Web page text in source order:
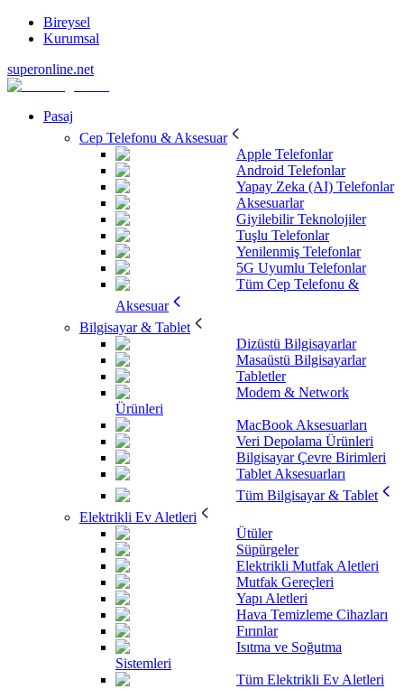
Bireysel
Kurumsal
superonline.net
Pasaj
Cep Telefonu & Aksesuar
Apple Telefonlar
Android Telefonlar
Yapay Zeka (AI) Telefonlar
Aksesuarlar
Giyilebilir Teknolojiler
Tuşlu Telefonlar
Yenilenmiş Telefonlar
5G Uyumlu Telefonlar
Tüm Cep Telefonu &
Aksesuar
Bilgisayar & Tablet
Dizüstü Bilgisayarlar
Masaüstü Bilgisayarlar
Tabletler
Modem & Network
Ürünleri
MacBook Aksesuarları
Veri Depolama Ürünleri
Bilgisayar Çevre Birimleri
Tablet Aksesuarları
Tüm Bilgisayar & Tablet
Elektrikli Ev Aletleri
Ütüler
Süpürgeler
Elektrikli Mutfak Aletleri
Mutfak Gereçleri
Yapı Aletleri
Hava Temizleme Cihazları
Fırınlar
Isıtma ve Soğutma
Sistemleri
Tüm Elektrikli Ev Aletleri